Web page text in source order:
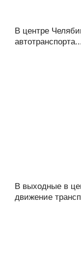
В центре
В выходные в
движение